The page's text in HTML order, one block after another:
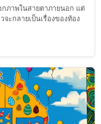
กภาพในสายตาภายนอก แต่
ะกลายเป็นเรื่องของท้อง